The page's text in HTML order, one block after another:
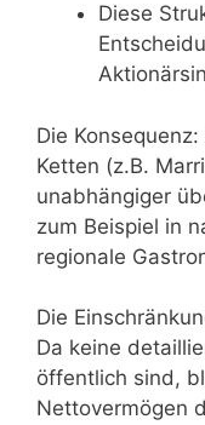
Diese
Die
Ketten (z.B.
unabhängiger
zum Beispiel in
regionale
Die
Da keine
öffentlich sind,
Nettovermögen